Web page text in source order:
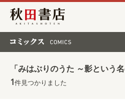
秋田書店
「みはぶりのうた ～影という
1件見つかりました